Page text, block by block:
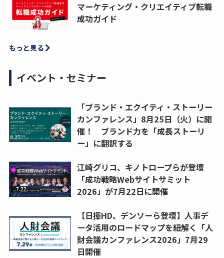
マーケティング・クリエイティブ転職
成功ガイド
もっと見る
イベント・セミナー
「ブランド・エクイティ・ストーリー
カンファレンス」8月25日（火）に開
催！ ブランド力を「成長ストーリ
ー」に翻訳する
江崎グリコ、キノトロープらが登壇
「成功戦略Webサイトサミット
2026」が7月22日に開催
【日揮HD、デンソーら登壇】人事デ
ータ活用のロードマップを紐解く「人
財会議カンファレンス2026」7月29
日開催